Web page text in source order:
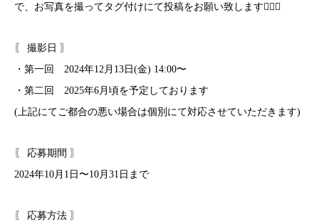
で、お写真を撮ってタグ付けにて投稿をお願い致します🙇🏼‍♀️
〖 撮影日 〗
・第一回 2024年12月13日(金) 14:00〜
・第二回 2025年6月頃を予定しております
(上記にてご都合の悪い場合は個別にて対応させていただきます)
〖 応募期間 〗
2024年10月1日〜10月31日まで
〖 応募方法 〗